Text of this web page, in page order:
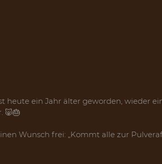
heute ein Jahr älter geworden, wieder
🐷🎂
Wunsch frei: „Kommt alle zur